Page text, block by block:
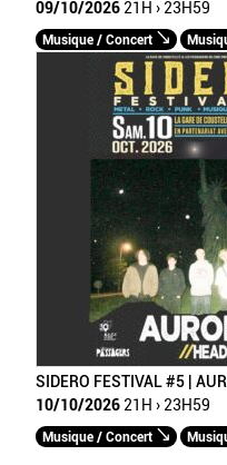
09/10/2026 21H › 23H59
Musique / Concert
SIDERO FESTIVAL #5 |
10/10/2026 21H › 23H59
Musique / Concert